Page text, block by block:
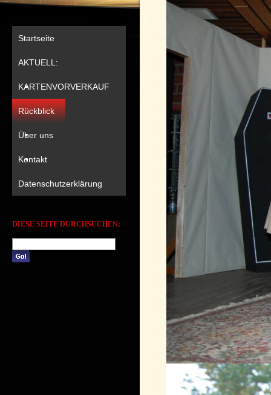
Startseite
AKTUELL:
KARTENVORVERKAUF
Rückblick
Über uns
Kontakt
Datenschutzerklärung
DIESE SEITE DURCHSUCHEN: